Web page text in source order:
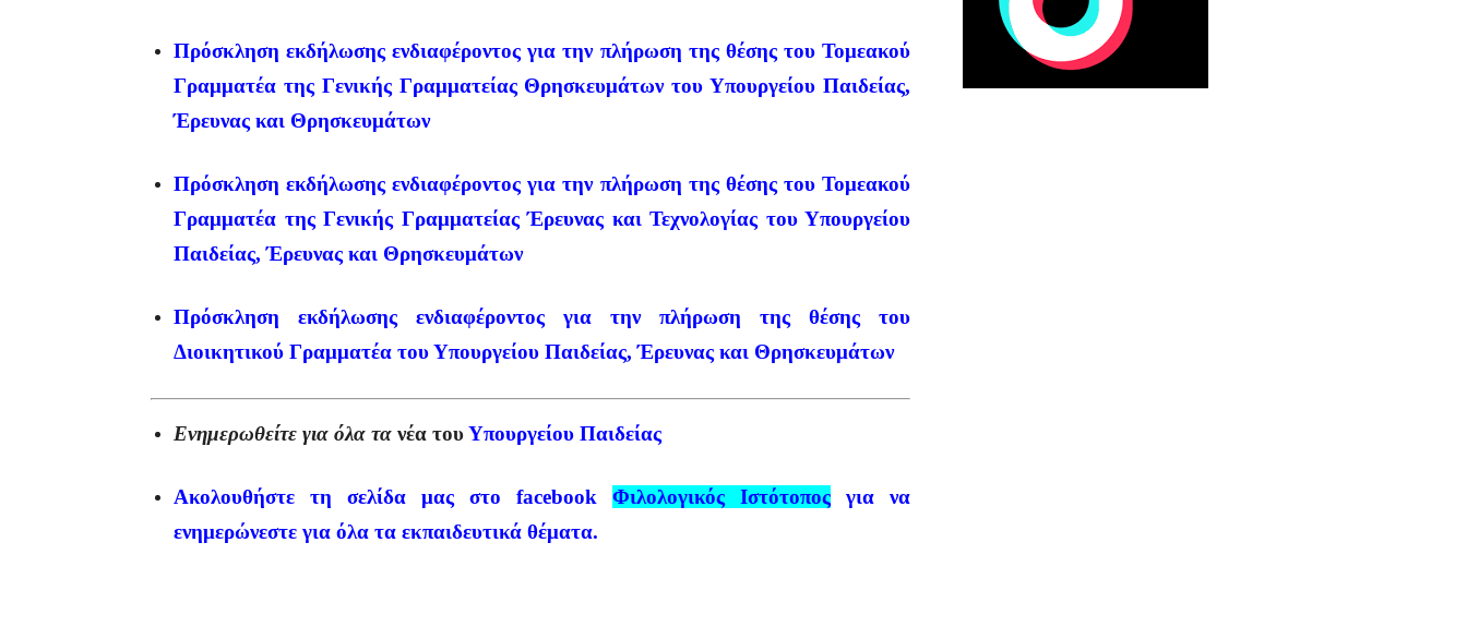
Πρόσκληση εκδήλωσης ενδιαφέροντος για την πλήρωση της θέσης του Τομεακού
Γραμματέα της Γενικής Γραμματείας Θρησκευμάτων του Υπουργείου Παιδείας,
Έρευνας και Θρησκευμάτων
Πρόσκληση εκδήλωσης ενδιαφέροντος για την πλήρωση της θέσης του Τομεακού
Γραμματέα της Γενικής Γραμματείας Έρευνας και Τεχνολογίας του Υπουργείου
Παιδείας, Έρευνας και Θρησκευμάτων
Πρόσκληση εκδήλωσης ενδιαφέροντος για την πλήρωση της θέσης του
Διοικητικού Γραμματέα του Υπουργείου Παιδείας, Έρευνας και Θρησκευμάτων
Ενημερωθείτε για όλα τα νέα τουΥπουργείου Παιδείας
Ακολουθήστε τη σελίδα μας στο facebook Φιλολογικός Ιστότοπος
για να
ενημερώνεστε για όλα τα εκπαιδευτικά θέματα.